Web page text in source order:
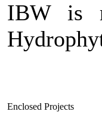
IBW is
Enclosed Projects